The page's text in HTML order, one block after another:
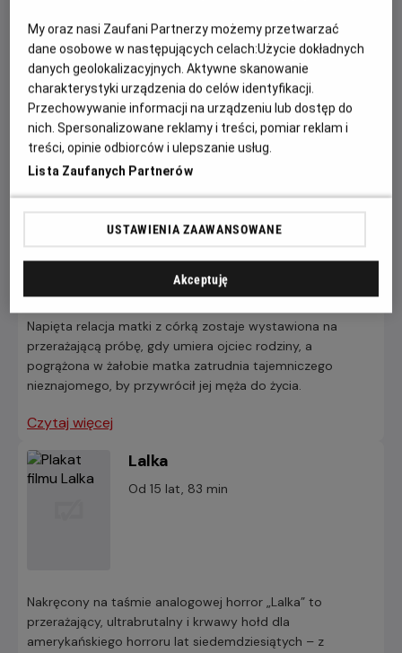
Będzie to wyjątkowa, pełna grozy uczta filmowa i jesteśmy
przekonani, że jeszcze długo po powrocie do domu nie
będziecie mogli zasnąć. Czy jesteście na to gotowi?
FILMY WYDARZENIA
Od 15 lat, 95 min
Napięta relacja matki z córką zostaje wystawiona na
przerażającą próbę, gdy umiera ojciec rodziny, a
pogrążona w żałobie matka zatrudnia tajemniczego
nieznajomego, by przywrócił jej męża do życia.
Czytaj więcej
Lalka
Od 15 lat, 83 min
Nakręcony na taśmie analogowej horror „Lalka” to
przerażający, ultrabrutalny i krwawy hołd dla
amerykańskiego horroru lat siedemdziesiątych – z
My oraz nasi Zaufani Partnerzy możemy przetwarzać
dane osobowe w następujących celach:Użycie dokładnych
danych geolokalizacyjnych. Aktywne skanowanie
charakterystyki urządzenia do celów identyfikacji.
Przechowywanie informacji na urządzeniu lub dostęp do
nich. Spersonalizowane reklamy i treści, pomiar reklam i
treści, opinie odbiorców i ulepszanie usług.
Lista Zaufanych Partnerów
USTAWIENIA ZAAWANSOWANE
Akceptuję